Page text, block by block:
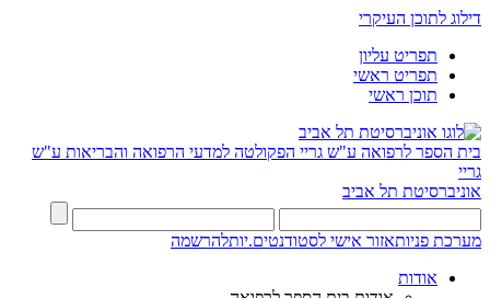
דילוג לתוכן העיקרי
תפריט עליון
תפריט ראשי
תוכן ראשי
בית הספר לרפואה ע"ש גריי הפקולטה למדעי הרפואה והבריאות ע"ש
גריי
אוניברסיטת תל אביב
מערכת פניותאזור אישי לסטודנטים.יותלהרשמה
אודות